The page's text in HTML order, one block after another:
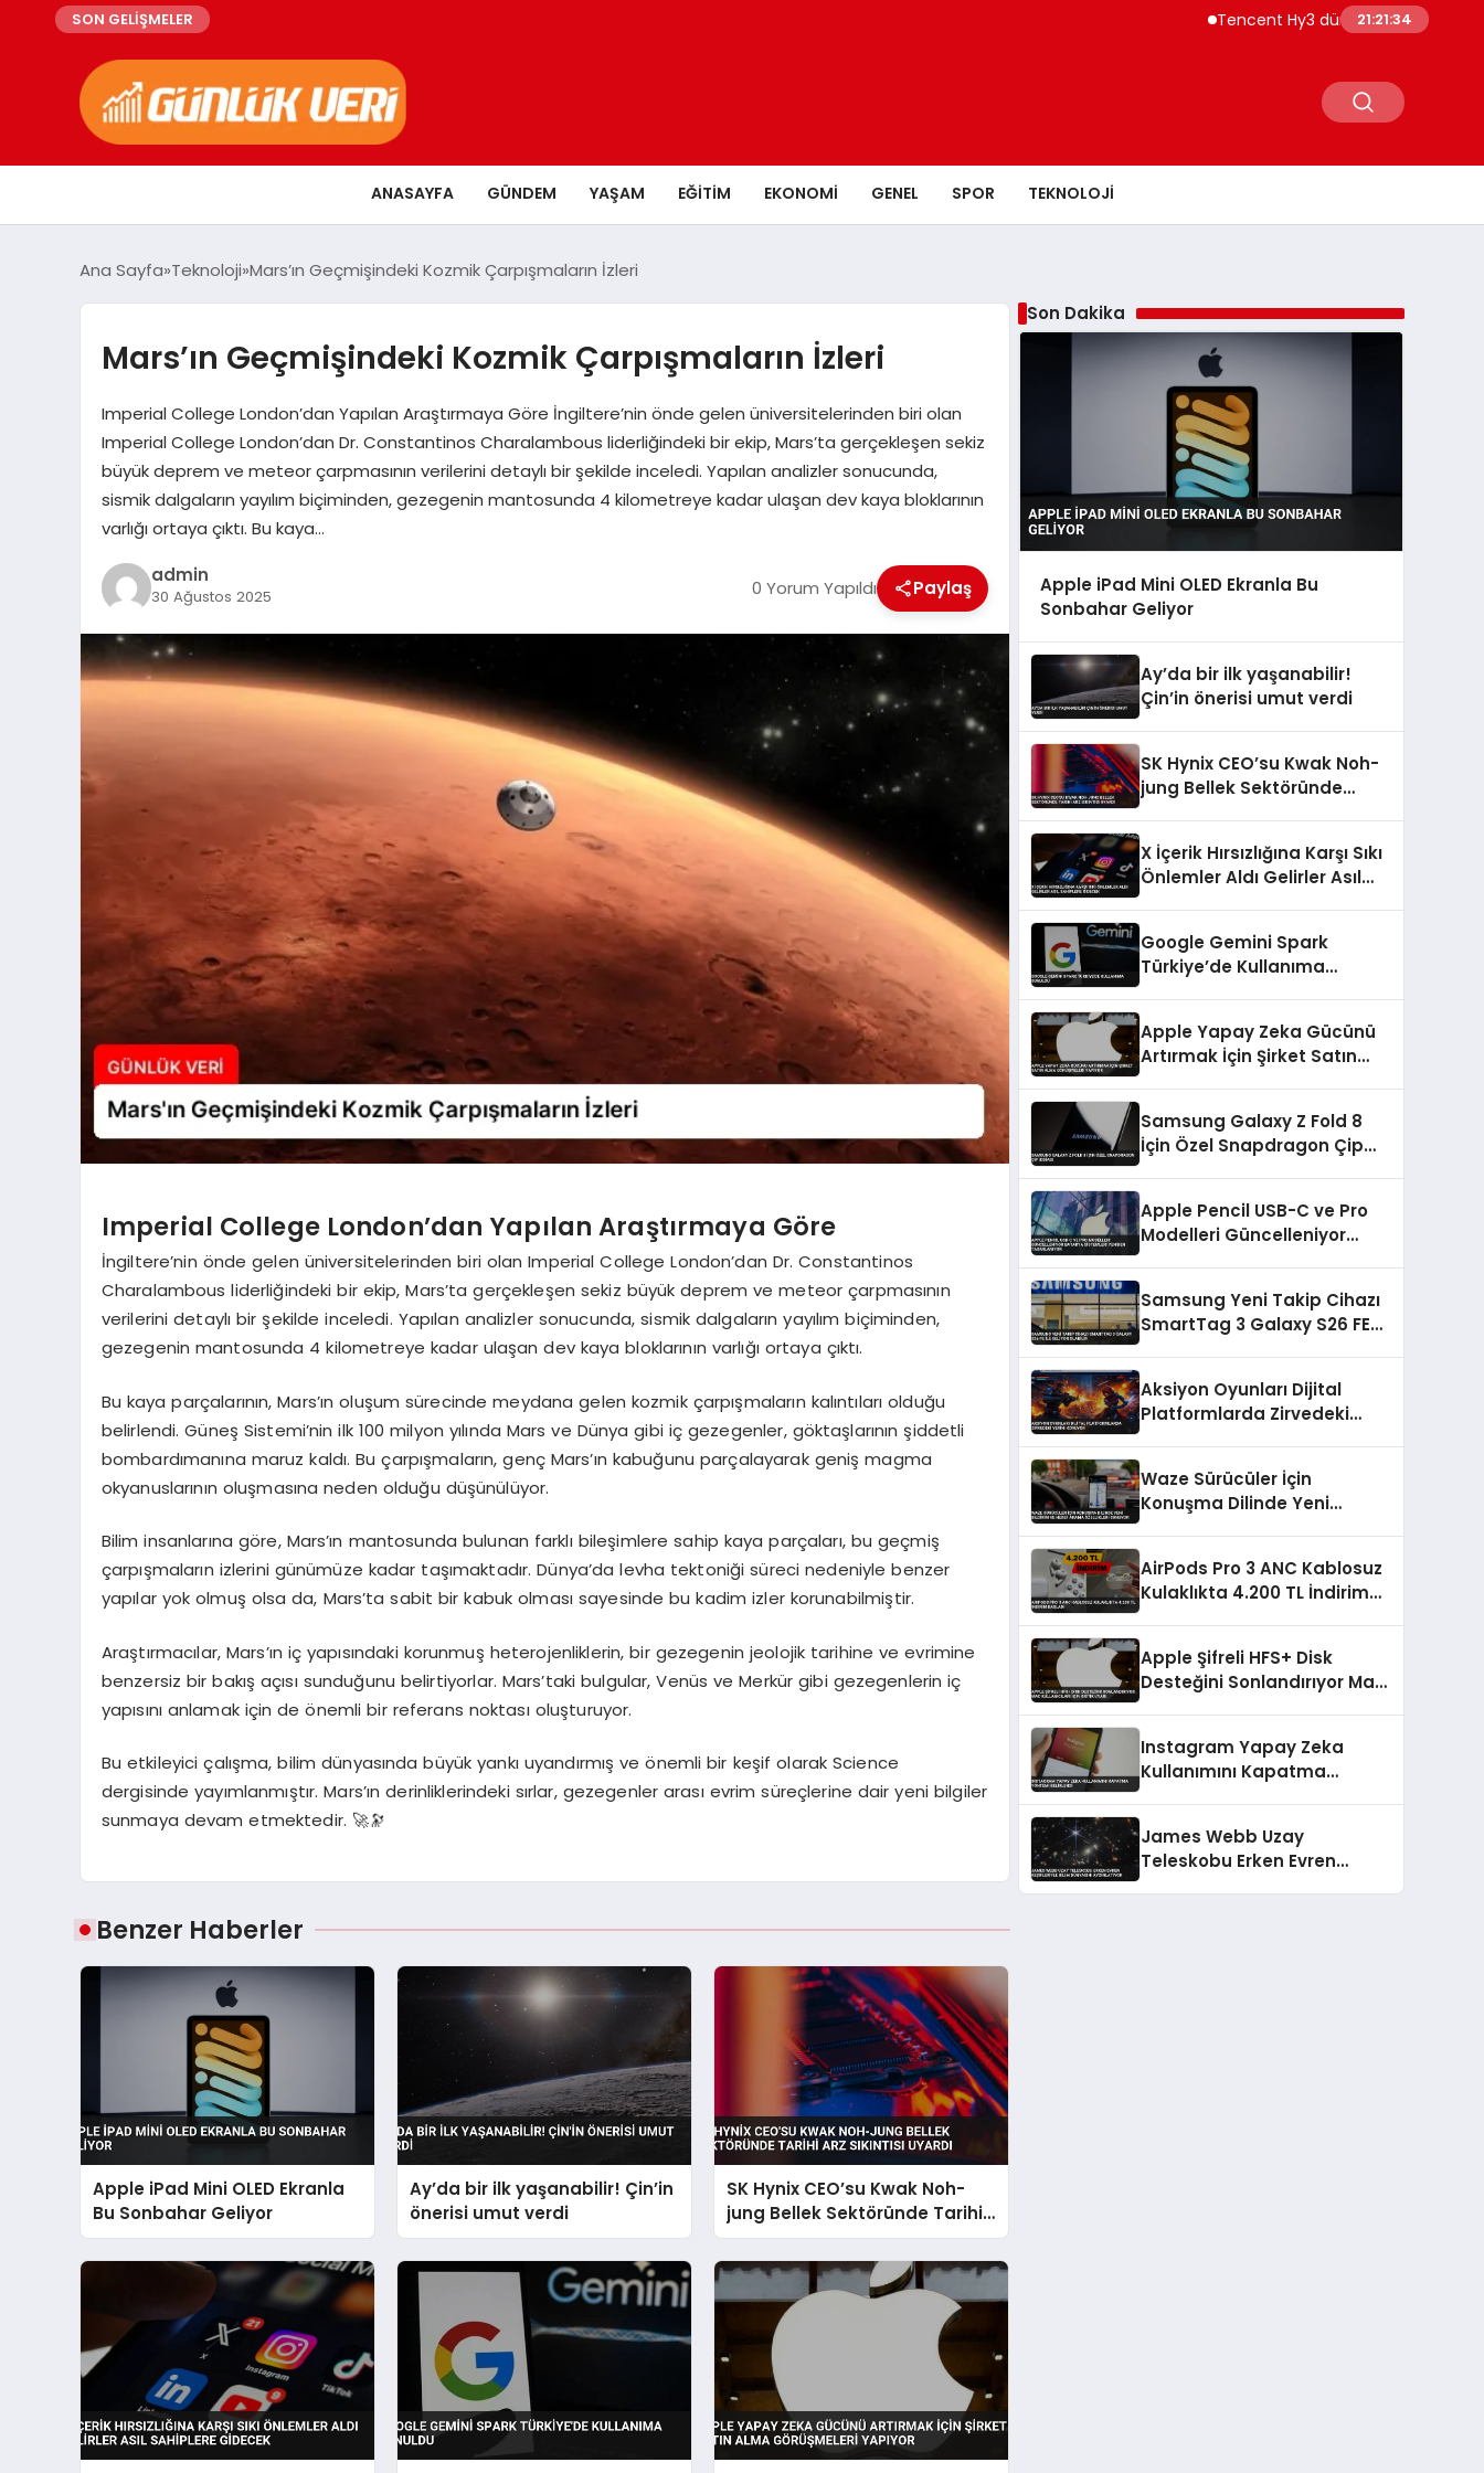
SON GELİŞMELER Tencent Hy3 dünya genelinde kullanıma
21:21:35
ANASAYFA GÜNDEM YAŞAM EĞITIM EKONOMI GENEL SPOR TEKNOLOJI
Ana Sayfa Teknoloji Mars’ın Geçmişindeki Kozmik Çarpışmaların İzleri
Mars’ın Geçmişindeki Kozmik Çarpışmaların İzleri
Imperial College London’dan Yapılan Araştırmaya Göre İngiltere’nin önde gelen üniversitelerinden biri olan
Imperial College London’dan Dr. Constantinos Charalambous liderliğindeki bir ekip, Mars’ta gerçekleşen sekiz
büyük deprem ve meteor çarpmasının verilerini detaylı bir şekilde inceledi. Yapılan analizler sonucunda,
sismik dalgaların yayılım biçiminden, gezegenin mantosunda 4 kilometreye kadar ulaşan dev kaya bloklarının
varlığı ortaya çıktı. Bu kaya…
admin
30 Ağustos 2025 0 Yorum Yapıldı Paylaş
Imperial College London’dan Yapılan Araştırmaya Göre
İngiltere’nin önde gelen üniversitelerinden biri olan Imperial College London’dan Dr. Constantinos
Charalambous liderliğindeki bir ekip, Mars’ta gerçekleşen sekiz büyük deprem ve meteor çarpmasının
verilerini detaylı bir şekilde inceledi. Yapılan analizler sonucunda, sismik dalgaların yayılım biçiminden,
gezegenin mantosunda 4 kilometreye kadar ulaşan dev kaya bloklarının varlığı ortaya çıktı.
Bu kaya parçalarının, Mars’ın oluşum sürecinde meydana gelen kozmik çarpışmaların kalıntıları olduğu
belirlendi. Güneş Sistemi’nin ilk 100 milyon yılında Mars ve Dünya gibi iç gezegenler, göktaşlarının şiddetli
bombardımanına maruz kaldı. Bu çarpışmaların, genç Mars’ın kabuğunu parçalayarak geniş magma
okyanuslarının oluşmasına neden olduğu düşünülüyor.
Bilim insanlarına göre, Mars’ın mantosunda bulunan farklı bileşimlere sahip kaya parçaları, bu geçmiş
çarpışmaların izlerini günümüze kadar taşımaktadır. Dünya’da levha tektoniği süreci nedeniyle benzer
yapılar yok olmuş olsa da, Mars’ta sabit bir kabuk olması sayesinde bu kadim izler korunabilmiştir.
Araştırmacılar, Mars’ın iç yapısındaki korunmuş heterojenliklerin, bir gezegenin jeolojik tarihine ve evrimine
benzersiz bir bakış açısı sunduğunu belirtiyorlar. Mars’taki bulgular, Venüs ve Merkür gibi gezegenlerin iç
yapısını anlamak için de önemli bir referans noktası oluşturuyor.
Bu etkileyici çalışma, bilim dünyasında büyük yankı uyandırmış ve önemli bir keşif olarak Science
dergisinde yayımlanmıştır. Mars’ın derinliklerindeki sırlar, gezegenler arası evrim süreçlerine dair yeni bilgiler
sunmaya devam etmektedir. 🚀🔭
Benzer Haberler
Apple iPad Mini OLED Ekranla
Bu Sonbahar Geliyor
Ay’da bir ilk yaşanabilir! Çin’in
önerisi umut verdi
SK Hynix CEO’su Kwak Noh-
jung Bellek Sektöründe Tarihi
Arz Sıkıntısı Uyardı
Son Dakika
Apple iPad Mini OLED Ekranla Bu
Sonbahar Geliyor
Ay’da bir ilk yaşanabilir!
Çin’in önerisi umut verdi
SK Hynix CEO’su Kwak Noh-
jung Bellek Sektöründe
X İçerik Hırsızlığına Karşı Sıkı
Önlemler Aldı Gelirler Asıl
Google Gemini Spark
Türkiye’de Kullanıma
Apple Yapay Zeka Gücünü
Artırmak İçin Şirket Satın
Samsung Galaxy Z Fold 8
İçin Özel Snapdragon Çip
Apple Pencil USB-C ve Pro
Modelleri Güncelleniyor
Samsung Yeni Takip Cihazı
SmartTag 3 Galaxy S26 FE
Aksiyon Oyunları Dijital
Platformlarda Zirvedeki
Waze Sürücüler İçin
Konuşma Dilinde Yeni
AirPods Pro 3 ANC Kablosuz
Kulaklıkta 4.200 TL İndirim
Apple Şifreli HFS+ Disk
Desteğini Sonlandırıyor Mac
Instagram Yapay Zeka
Kullanımını Kapatma
James Webb Uzay
Teleskobu Erken Evren